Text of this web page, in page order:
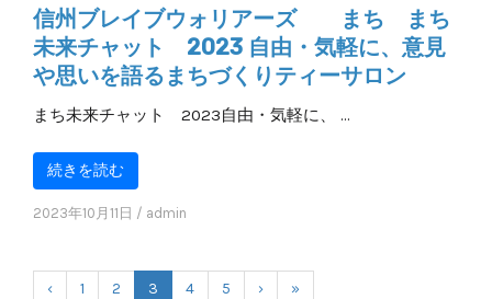
信州ブレイブウォリアーズ まち まち
未来チャット 2023 自由・気軽に、意見
や思いを語るまちづくりティーサロン
まち未来チャット 2023自由・気軽に、 …
続きを読む
2023年10月11日 / admin
‹ 1 2 3 4 5 › »